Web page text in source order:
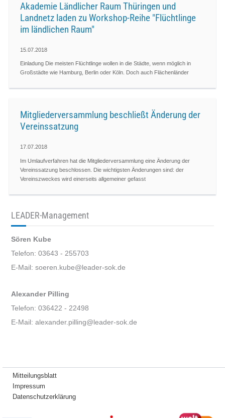
Akademie Ländlicher Raum Thüringen und
Landnetz laden zu Workshop-Reihe "Flüchtlinge
im ländlichen Raum"
15.07.2018
Einladung Die meisten Flüchtlinge wollen in die Städte, wenn möglich in
Großstädte wie Hamburg, Berlin oder Köln. Doch auch Flächenländer
Mitgliederversammlung beschließt Änderung der
Vereinssatzung
17.07.2018
Im Umlaufverfahren hat die Mitgliederversammlung eine Änderung der
Vereinssatzung beschlossen. Die wichtigsten Änderungen sind: der
Vereinszweckes wird einerseits allgemeiner gefasst
LEADER-Management
Sören Kube
Telefon: 03643 - 255703
E-Mail: soeren.kube@leader-sok.de
Alexander Pilling
Telefon: 036422 - 22498
E-Mail: alexander.pilling@leader-sok.de
Mitteilungsblatt
Impressum
Datenschutzerklärung